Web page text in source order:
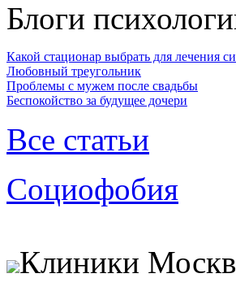
Блоги
Какой стационар выбрать для лечения
Любовный треугольник
Проблемы с мужем после свадьбы
Беспокойство за будущее дочери
Все статьи
Социофобия
Клиники